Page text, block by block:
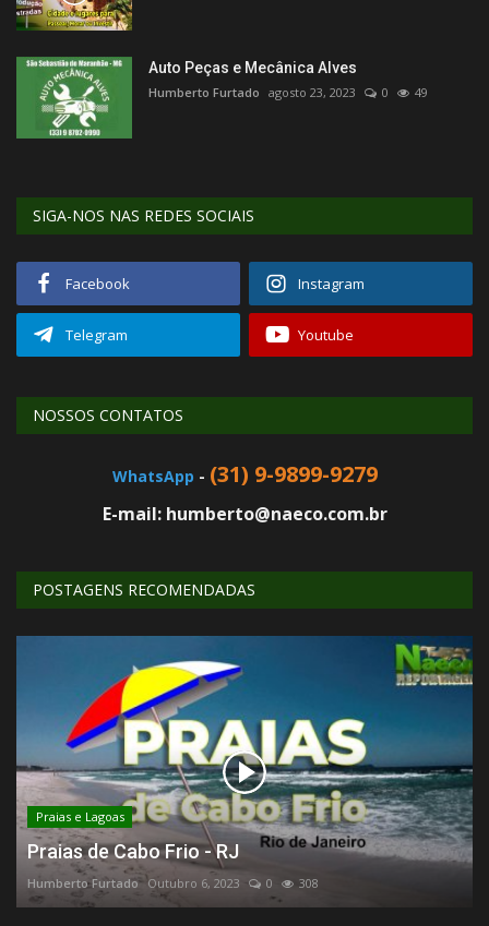
Auto Peças e Mecânica Alves
Humberto Furtado agosto 23, 2023 0 49
SIGA-NOS NAS REDES SOCIAIS
Facebook Instagram
Telegram Youtube
NOSSOS CONTATOS
WhatsApp - (31) 9-9899-9279
E-mail: humberto@naeco.com.br
POSTAGENS RECOMENDADAS
Praias e Lagoas
Praias de Cabo Frio - RJ
Humberto Furtado Outubro 6, 2023 0 308